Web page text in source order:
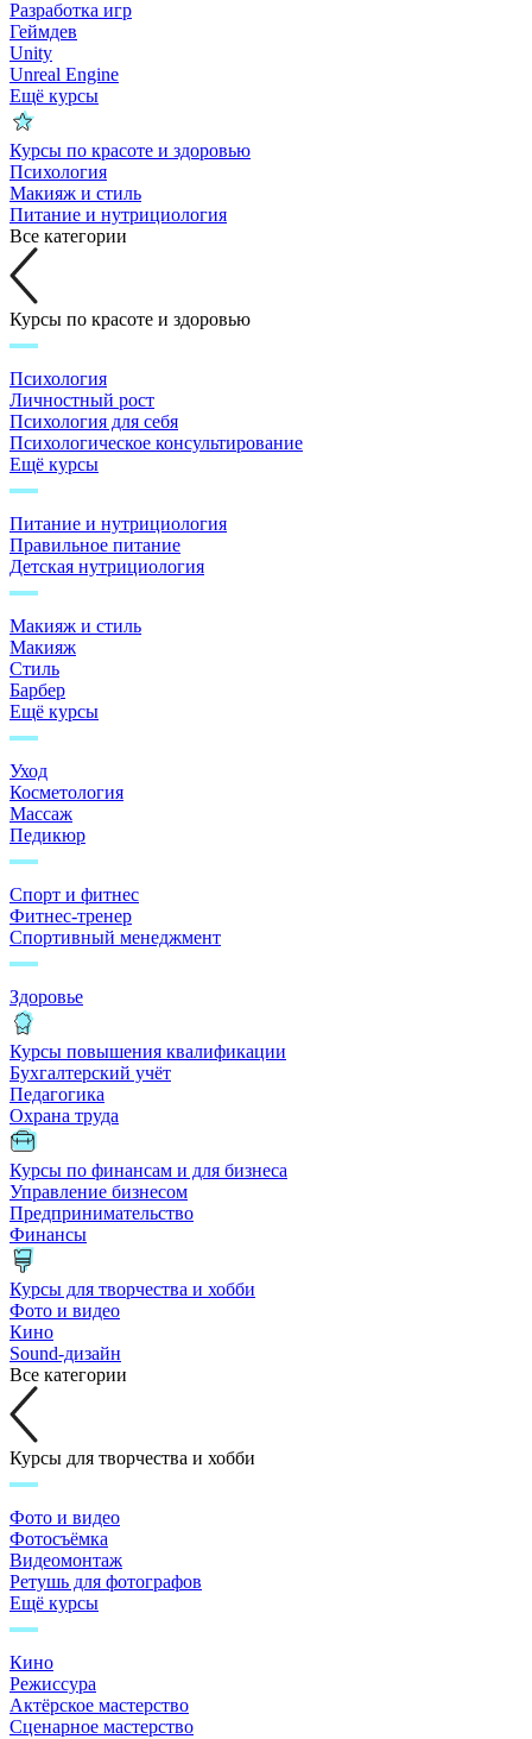
Разработка игр
Геймдев
Unity
Unreal Engine
Ещё курсы
Курсы по красоте и здоровью
Психология
Макияж и стиль
Питание и нутрициология
Все категории
Курсы по красоте и здоровью
Психология
Личностный рост
Психология для себя
Психологическое консультирование
Ещё курсы
Питание и нутрициология
Правильное питание
Детская нутрициология
Макияж и стиль
Макияж
Стиль
Барбер
Ещё курсы
Уход
Косметология
Массаж
Педикюр
Спорт и фитнес
Фитнес-тренер
Спортивный менеджмент
Здоровье
Курсы повышения квалификации
Бухгалтерский учёт
Педагогика
Охрана труда
Курсы по финансам и для бизнеса
Управление бизнесом
Предпринимательство
Финансы
Курсы для творчества и хобби
Фото и видео
Кино
Sound-дизайн
Все категории
Курсы для творчества и хобби
Фото и видео
Фотосъёмка
Видеомонтаж
Ретушь для фотографов
Ещё курсы
Кино
Режиссура
Актёрское мастерство
Сценарное мастерство